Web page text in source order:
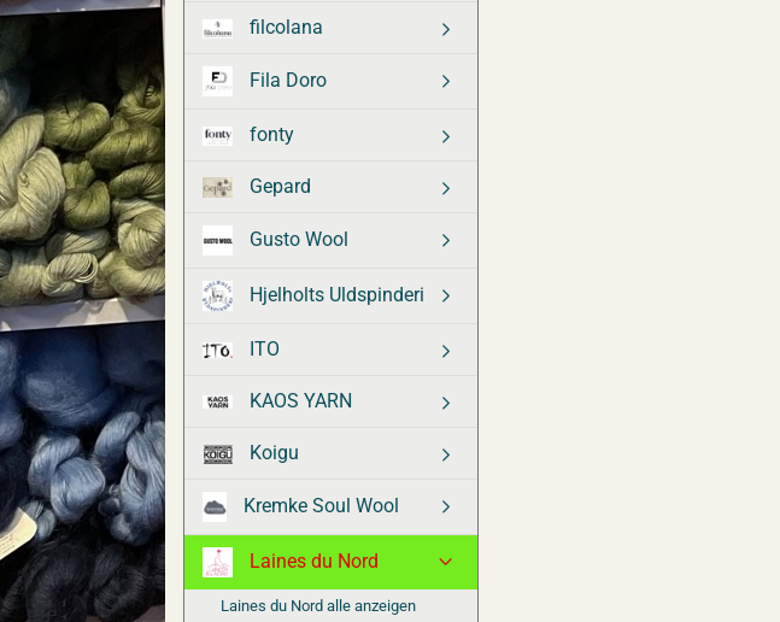
filcolana
Fila Doro
fonty
Gepard
Gusto Wool
Hjelholts Uldspinderi
ITO
KAOS YARN
Koigu
Kremke Soul Wool
Laines du Nord
Laines du Nord alle anzeigen